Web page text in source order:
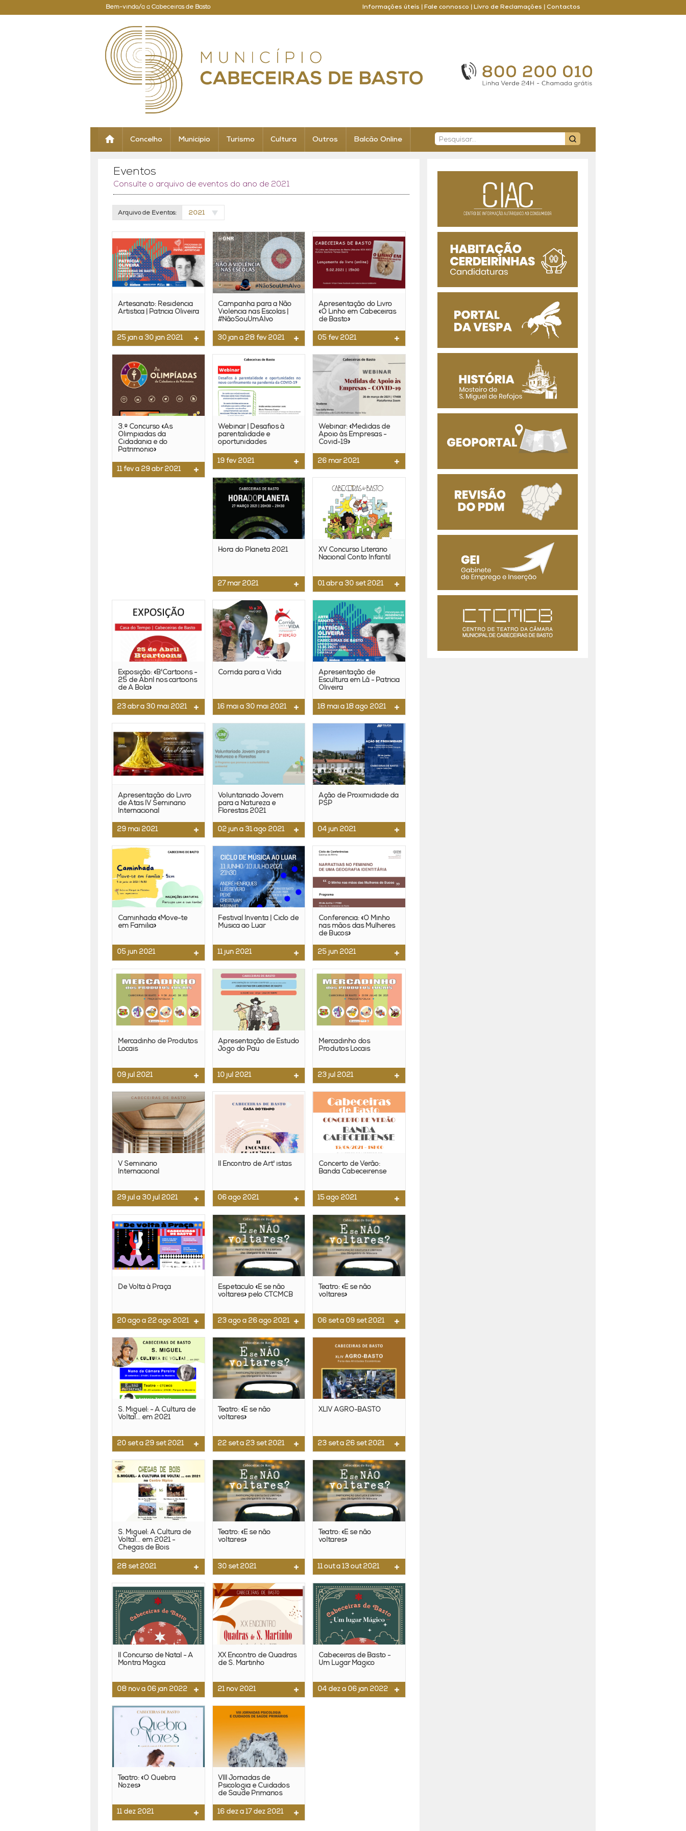
Bem-vindo/a a Cabeceiras de Basto Informações úteis Fale connosco Livro de Reclamações Contactos
Concelho Município Turismo Cultura Outros Balcão Online
Eventos
Consulte o arquivo de eventos do ano de 2021
Arquivo de Eventos: 2021
Artesanato: Residência
Artística | Patrícia Oliveira
25 jan a 30 jan 2021
Campanha para a Não
Violência nas Escolas |
#NãoSouUmAlvo
30 jan a 28 fev 2021
Apresentação do Livro
«O Linho em Cabeceiras
de Basto»
05 fev 2021
3.º Concurso «As
Olimpíadas da
Cidadania e do
Património»
11 fev a 29 abr 2021
Webinar | Desafios à
parentalidade e
oportunidades
19 fev 2021
Webinar: «Medidas de
Apoio às Empresas -
Covid-19»
26 mar 2021
Hora do Planeta 2021
27 mar 2021
XV Concurso Literário
Nacional Conto Infantil
01 abr a 30 set 2021
Exposição: «B'Cartoons -
25 de Abril nos cartoons
de A Bola»
23 abr a 30 mai 2021
Corrida para a Vida
16 mai a 30 mai 2021
Apresentação de
Escultura em Lã - Patrícia
Oliveira
18 mai a 18 ago 2021
Apresentação do Livro
de Atas IV Seminário
Internacional
29 mai 2021
Voluntariado Jovem
para a Natureza e
Florestas 2021
02 jun a 31 ago 2021
Ação de Proximidade da
PSP
04 jun 2021
Caminhada «Move-te
em Família»
05 jun 2021
Festival Inventa | Ciclo de
Música ao Luar
11 jun 2021
Conferência: «O Minho
nas mãos das Mulheres
de Bucos»
25 jun 2021
Mercadinho de Produtos
Locais
09 jul 2021
Apresentação de Estudo
Jogo do Pau
10 jul 2021
Mercadinho dos
Produtos Locais
23 jul 2021
V Seminário
Internacional
29 jul a 30 jul 2021
II Encontro de Art' istas
06 ago 2021
Concerto de Verão:
Banda Cabeceirense
15 ago 2021
De Volta à Praça
20 ago a 22 ago 2021
Espetáculo «E se não
voltares» pelo CTCMCB
23 ago a 26 ago 2021
Teatro: «E se não
voltares»
06 set a 09 set 2021
S. Miguel: - A Cultura de
Volta!... em 2021
20 set a 29 set 2021
Teatro: «E se não
voltares»
22 set a 23 set 2021
XLIV AGRO-BASTO
23 set a 26 set 2021
S. Miguel: A Cultura de
Volta!... em 2021 -
Chegas de Bois
28 set 2021
Teatro: «E se não
voltares»
30 set 2021
Teatro: «E se não
voltares»
11 out a 13 out 2021
II Concurso de Natal - A
Montra Mágica
08 nov a 06 jan 2022
XX Encontro de Quadras
de S. Martinho
21 nov 2021
Cabeceiras de Basto -
Um Lugar Mágico
04 dez a 06 jan 2022
Teatro: «O Quebra
Nozes»
11 dez 2021
VIII Jornadas de
Psicologia e Cuidados
de Saúde Primários
16 dez a 17 dez 2021